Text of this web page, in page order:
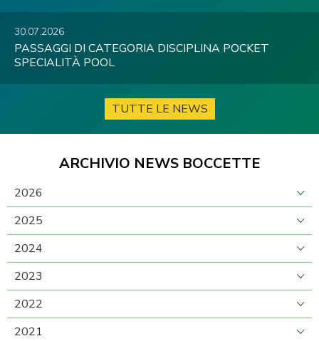
30.07.2026
PASSAGGI DI CATEGORIA DISCIPLINA POCKET
SPECIALITÀ POOL
TUTTE LE NEWS
ARCHIVIO NEWS BOCCETTE
2026
2025
2024
2023
2022
2021